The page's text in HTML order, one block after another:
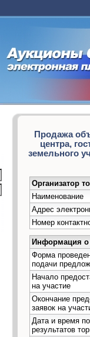
Продажа
центра,
земельного
Организатор
Наименование
Адрес
Номер
Информация о
Форма
подачи
Начало
на участие
Окончание
заявок на
Дата и время
результатов